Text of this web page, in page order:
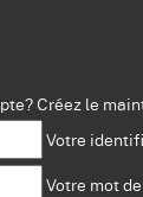
Créez le
Votre
Votre mot